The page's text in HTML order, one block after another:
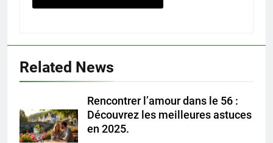
Related News
Rencontrer l’amour dans le 56 :
Découvrez les meilleures astuces
en 2025.